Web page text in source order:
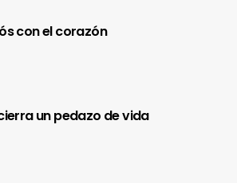
con el corazón
un pedazo de vida